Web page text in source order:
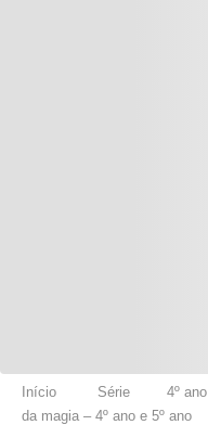
Início Série 4º ano
da magia – 4º ano e 5º ano